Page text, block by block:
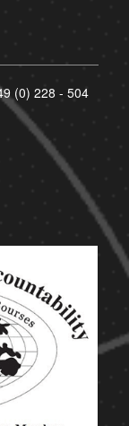
(0) 228 - 504